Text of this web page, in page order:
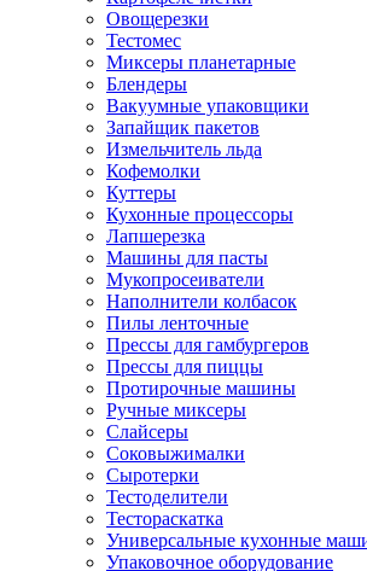
Овощерезки
Тестомес
Миксеры планетарные
Блендеры
Вакуумные упаковщики
Запайщик пакетов
Измельчитель льда
Кофемолки
Куттеры
Кухонные процессоры
Лапшерезка
Машины для пасты
Мукопросеиватели
Наполнители колбасок
Пилы ленточные
Прессы для гамбургеров
Прессы для пиццы
Протирочные машины
Ручные миксеры
Слайсеры
Соковыжималки
Сыротерки
Тестоделители
Тестораскатка
Универсальные кухонные
Упаковочное оборудование